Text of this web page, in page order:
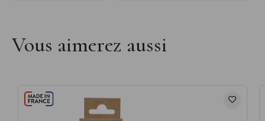
Vous aimerez aussi